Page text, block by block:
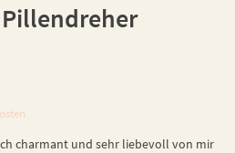
charmant und sehr liebevoll von mir